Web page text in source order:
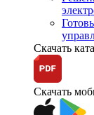
Скачать
Скачать